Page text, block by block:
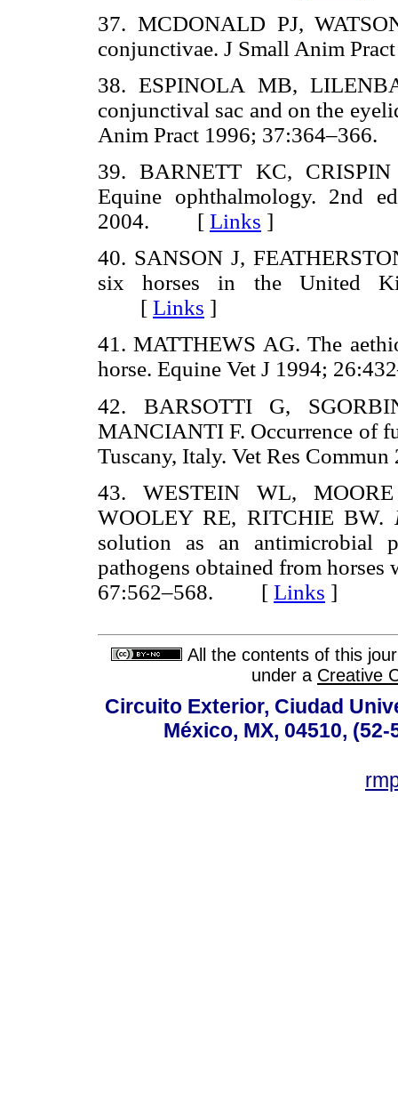
37. MCDONALD PJ,
conjunctivae. J Small Anim
38. ESPINOLA MB,
conjunctival sac and on the
Anim Pract 1996;
39. BARNETT KC,
Equine ophthalmology. 2nd
2004. [ Links ]
40. SANSON J,
six horses in the United
[ Links ]
41. MATTHEWS AG. The
horse. Equine Vet J 1994;
42. BARSOTTI G,
MANCIANTI F. Occurrence of
Tuscany, Italy. Vet Res
43. WESTEIN WL,
WOOLEY RE, RITCHIE BW.
solution as an antimicrobial
pathogens obtained from
67:562–568. [ Links ]
All the contents of this
under a Creative
Circuito Exterior, Ciudad
México, MX, 04510,